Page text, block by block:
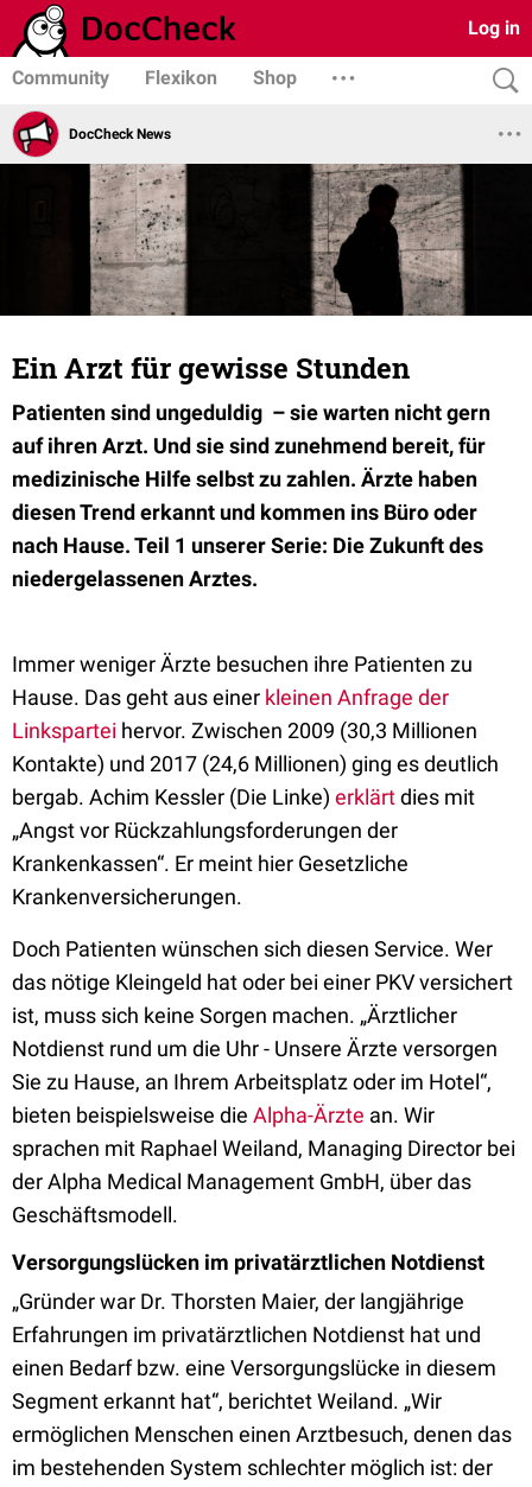
Log in
Community Flexikon Shop
DocCheck News
Ein Arzt für gewisse Stunden
Patienten sind ungeduldig – sie warten nicht gern
auf ihren Arzt. Und sie sind zunehmend bereit, für
medizinische Hilfe selbst zu zahlen. Ärzte haben
diesen Trend erkannt und kommen ins Büro oder
nach Hause. Teil 1 unserer Serie: Die Zukunft des
niedergelassenen Arztes.
Immer weniger Ärzte besuchen ihre Patienten zu
Hause. Das geht aus einer kleinen Anfrage der
Linkspartei hervor. Zwischen 2009 (30,3 Millionen
Kontakte) und 2017 (24,6 Millionen) ging es deutlich
bergab. Achim Kessler (Die Linke) erklärtdies mit
„Angst vor Rückzahlungsforderungen der
Krankenkassen“. Er meint hier Gesetzliche
Krankenversicherungen.
Doch Patienten wünschen sich diesen Service. Wer
das nötige Kleingeld hat oder bei einer PKV versichert
ist, muss sich keine Sorgen machen. „Ärztlicher
Notdienst rund um die Uhr - Unsere Ärzte versorgen
Sie zu Hause, an Ihrem Arbeitsplatz oder im Hotel“,
bieten beispielsweise die Alpha-Ärzte an. Wir
sprachen mit Raphael Weiland, Managing Director bei
der Alpha Medical Management GmbH, über das
Geschäftsmodell.
Versorgungslücken im privatärztlichen Notdienst
„Gründer war Dr. Thorsten Maier, der langjährige
Erfahrungen im privatärztlichen Notdienst hat und
einen Bedarf bzw. eine Versorgungslücke in diesem
Segment erkannt hat“, berichtet Weiland. „Wir
ermöglichen Menschen einen Arztbesuch, denen das
im bestehenden System schlechter möglich ist: der